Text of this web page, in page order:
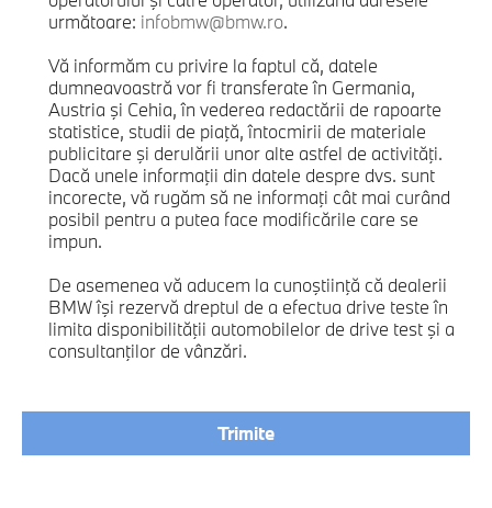
următoare: infobmw@bmw.ro.
Vă informăm cu privire la faptul că, datele
dumneavoastră vor fi transferate în Germania,
Austria şi Cehia, în vederea redactării de rapoarte
statistice, studii de piaţă, întocmirii de materiale
publicitare şi derulării unor alte astfel de activităţi.
Dacă unele informaţii din datele despre dvs. sunt
incorecte, vă rugăm să ne informaţi cât mai curând
posibil pentru a putea face modificările care se
impun.
De asemenea vă aducem la cunoştiinţă că dealerii
BMW îşi rezervă dreptul de a efectua drive teste în
limita disponibilităţii automobilelor de drive test şi a
consultanţilor de vânzări.